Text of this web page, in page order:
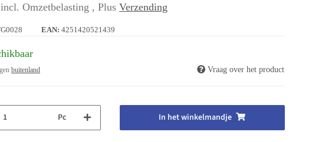
incl. Omzetbelasting , Plus Verzending
EAN: 4251420521439
buitenland Vraag over het product
Pc In het winkelmandje